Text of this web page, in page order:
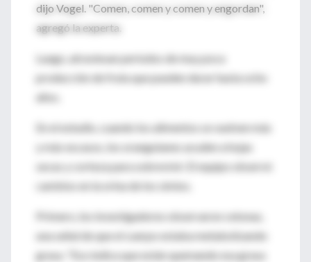
dijo Vogel. "Comen, comen y comen y engordan",
agregó la experta.
Luego, atraviesan períodos de muy poca
producción de fruta que pueden durar hasta ocho
años.
En el estudio, cuando los alimentos se vuelven más
y más escasos, los orangutanes acuden a hojas
secas y corteza para sobrevivir. El equipo observó
cambios en la orina de los simios.
Primero, los investigadores observaron cetonas,
una señal de que el cuerpo estaba metabolizando
grasa. "Eso indica que están quemando esa grasa